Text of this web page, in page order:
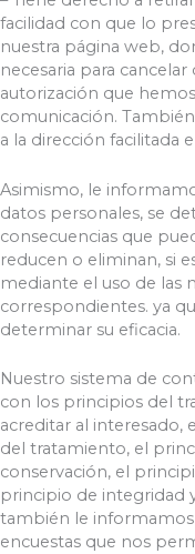
facilidad con que lo
nuestra página web,
necesaria para
autorización que
comunicación.
a la dirección facilitada
Asimismo, le
datos personales, se
consecuencias que
reducen o eliminan, si
mediante el uso de las
correspondientes. ya
determinar su eficacia.
Nuestro sistema de
con los principios del
acreditar al interesado,
del tratamiento, el
conservación, el
principio de integridad
también le
encuestas que nos